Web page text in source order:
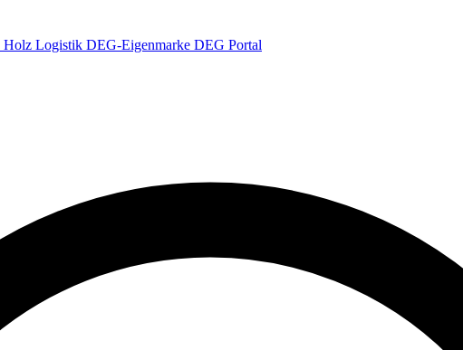
Holz Logistik DEG-Eigenmarke DEG Portal